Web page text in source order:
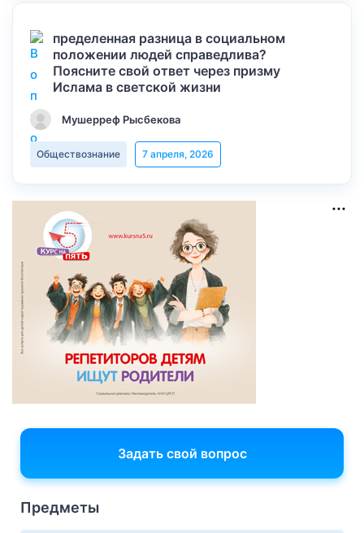
пределенная разница в социальном
положении людей справедлива?
Поясните свой ответ через призму
Ислама в светской жизни
Мушерреф Рысбекова
Обществознание 7 апреля, 2026
Задать свой вопрос
Предметы